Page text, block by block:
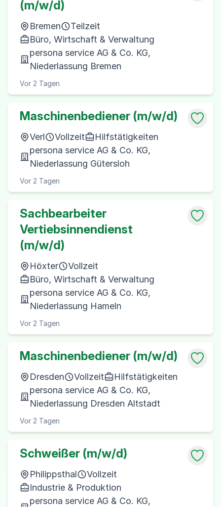
(m/w/d)
Bremen
Teilzeit
Büro, Wirtschaft & Verwaltung
persona service AG & Co. KG,
Niederlassung Bremen
Vor 2 Tagen
Maschinenbediener (m/w/d)
Verl Vollzeit
Hilfstätigkeiten
persona service AG & Co. KG,
Niederlassung Gütersloh
Vor 2 Tagen
Sachbearbeiter
Vertiebsinnendienst
(m/w/d)
Höxter
Vollzeit
Büro, Wirtschaft & Verwaltung
persona service AG & Co. KG,
Niederlassung Hameln
Vor 2 Tagen
Maschinenbediener (m/w/d)
Dresden Vollzeit
Hilfstätigkeiten
persona service AG & Co. KG,
Niederlassung Dresden Altstadt
Vor 2 Tagen
Schweißer (m/w/d)
Philippsthal
Vollzeit
Industrie & Produktion
persona service AG & Co. KG,